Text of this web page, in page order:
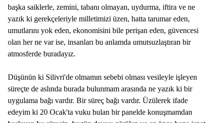
başka saiklerle, zemini, tabanı olmayan, uydurma, iftira ve ne
yazık ki gerekçeleriyle milletimizi üzen, hatta tarumar eden,
umutlarını yok eden, ekonomisini bile perişan eden, güvencesi
olan her ne var ise, insanları bu anlamda umutsuzlaştıran bir
atmosferde buradayız.
Düşünün ki Silivri'de olmamın sebebi olması vesileyle işleyen
süreçte de aslında burada bulunmam arasında ne yazık ki bir
uygulama bağı vardır. Bir süreç bağı vardır. Üzülerek ifade
edeyim ki 20 Ocak'ta vuku bulan bir panelde konuşmamdan